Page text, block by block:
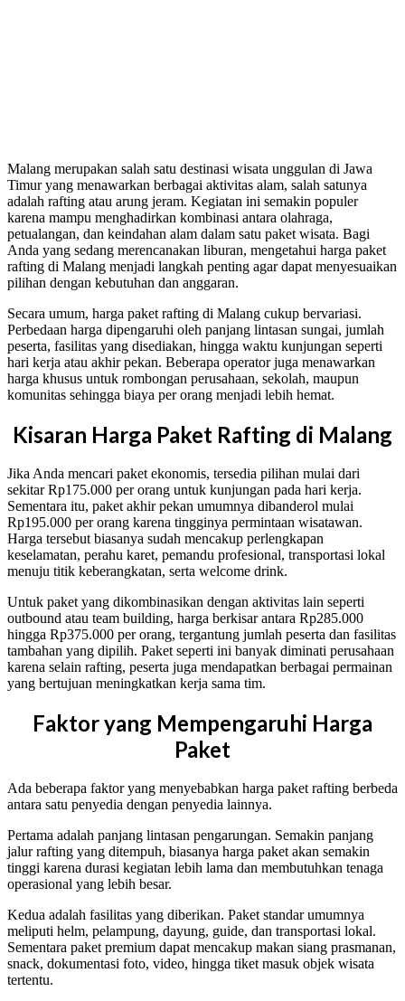
Malang merupakan salah satu destinasi wisata unggulan di Jawa
Timur yang menawarkan berbagai aktivitas alam, salah satunya
adalah rafting atau arung jeram. Kegiatan ini semakin populer
karena mampu menghadirkan kombinasi antara olahraga,
petualangan, dan keindahan alam dalam satu paket wisata. Bagi
Anda yang sedang merencanakan liburan, mengetahui harga paket
rafting di Malang menjadi langkah penting agar dapat menyesuaikan
pilihan dengan kebutuhan dan anggaran.
Secara umum, harga paket rafting di Malang cukup bervariasi.
Perbedaan harga dipengaruhi oleh panjang lintasan sungai, jumlah
peserta, fasilitas yang disediakan, hingga waktu kunjungan seperti
hari kerja atau akhir pekan. Beberapa operator juga menawarkan
harga khusus untuk rombongan perusahaan, sekolah, maupun
komunitas sehingga biaya per orang menjadi lebih hemat.
Kisaran Harga Paket Rafting di Malang
Jika Anda mencari paket ekonomis, tersedia pilihan mulai dari
sekitar Rp175.000 per orang untuk kunjungan pada hari kerja.
Sementara itu, paket akhir pekan umumnya dibanderol mulai
Rp195.000 per orang karena tingginya permintaan wisatawan.
Harga tersebut biasanya sudah mencakup perlengkapan
keselamatan, perahu karet, pemandu profesional, transportasi lokal
menuju titik keberangkatan, serta welcome drink.
Untuk paket yang dikombinasikan dengan aktivitas lain seperti
outbound atau team building, harga berkisar antara Rp285.000
hingga Rp375.000 per orang, tergantung jumlah peserta dan fasilitas
tambahan yang dipilih. Paket seperti ini banyak diminati perusahaan
karena selain rafting, peserta juga mendapatkan berbagai permainan
yang bertujuan meningkatkan kerja sama tim.
Faktor yang Mempengaruhi Harga
Paket
Ada beberapa faktor yang menyebabkan harga paket rafting berbeda
antara satu penyedia dengan penyedia lainnya.
Pertama adalah panjang lintasan pengarungan. Semakin panjang
jalur rafting yang ditempuh, biasanya harga paket akan semakin
tinggi karena durasi kegiatan lebih lama dan membutuhkan tenaga
operasional yang lebih besar.
Kedua adalah fasilitas yang diberikan. Paket standar umumnya
meliputi helm, pelampung, dayung, guide, dan transportasi lokal.
Sementara paket premium dapat mencakup makan siang prasmanan,
snack, dokumentasi foto, video, hingga tiket masuk objek wisata
tertentu.